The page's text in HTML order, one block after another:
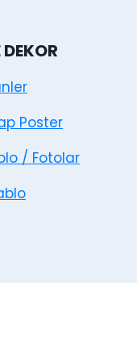
Poster
/ Fotolar